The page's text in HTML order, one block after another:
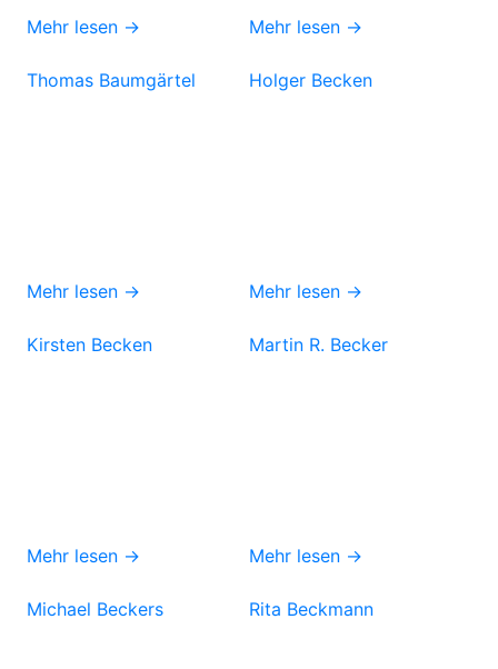
Mehr lesen → Mehr lesen →
Thomas Baumgärtel
Mehr lesen →
Holger Becken
Mehr lesen →
Kirsten Becken
Mehr lesen →
Martin R. Becker
Mehr lesen →
Michael Beckers Rita Beckmann